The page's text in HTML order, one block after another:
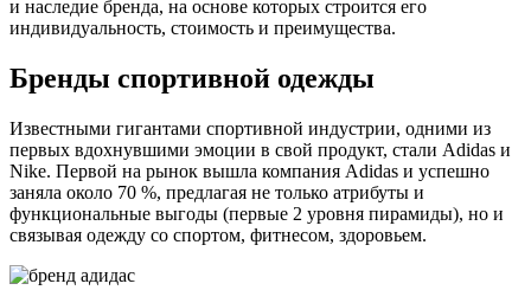
и наследие бренда, на основе которых строится его
индивидуальность, стоимость и преимущества.
Бренды спортивной одежды
Известными гигантами спортивной индустрии, одними из
первых вдохнувшими эмоции в свой продукт, стали Adidas и
Nike. Первой на рынок вышла компания Adidas и успешно
заняла около 70 %, предлагая не только атрибуты и
функциональные выгоды (первые 2 уровня пирамиды), но и
связывая одежду со спортом, фитнесом, здоровьем.